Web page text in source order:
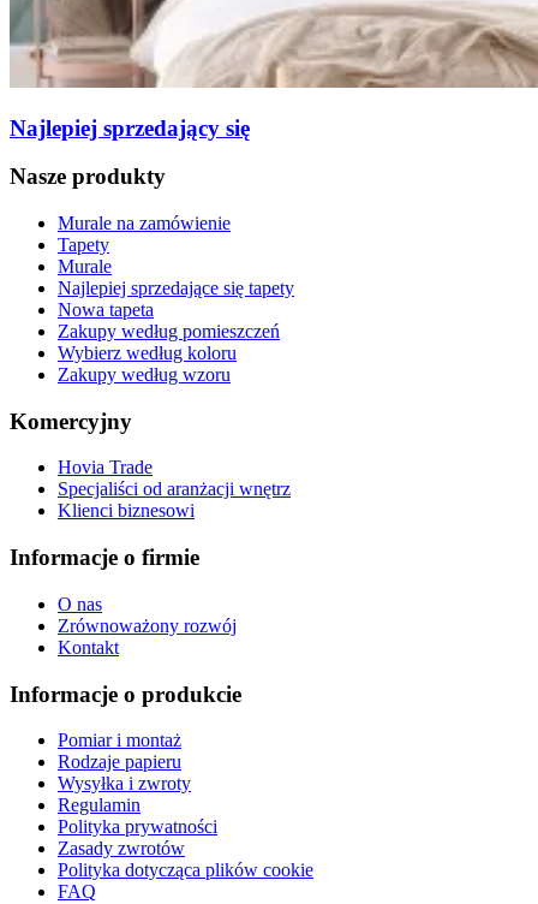
Najlepiej sprzedający się
Nasze produkty
Murale na zamówienie
Tapety
Murale
Najlepiej sprzedające się tapety
Nowa tapeta
Zakupy według pomieszczeń
Wybierz według koloru
Zakupy według wzoru
Komercyjny
Hovia Trade
Specjaliści od aranżacji wnętrz
Klienci biznesowi
Informacje o firmie
O nas
Zrównoważony rozwój
Kontakt
Informacje o produkcie
Pomiar i montaż
Rodzaje papieru
Wysyłka i zwroty
Regulamin
Polityka prywatności
Zasady zwrotów
Polityka dotycząca plików cookie
FAQ